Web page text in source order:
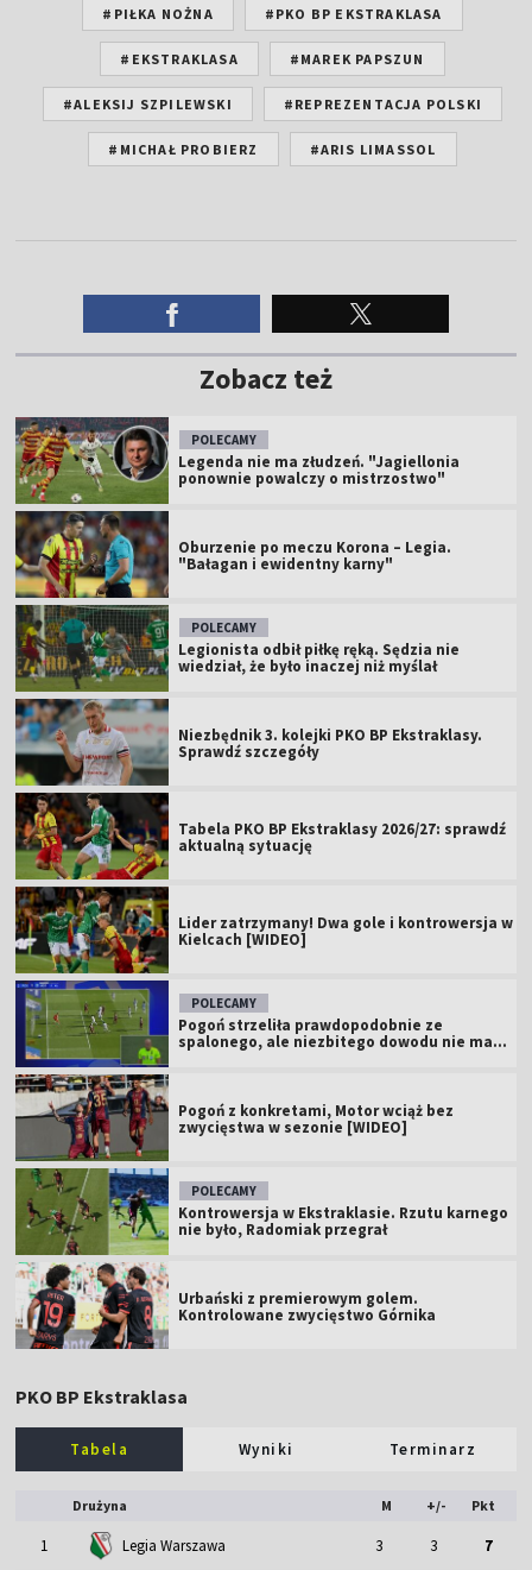
#PIŁKA NOŻNA #PKO BP EKSTRAKLASA
#EKSTRAKLASA #MAREK PAPSZUN
#ALEKSIJ SZPILEWSKI #REPREZENTACJA POLSKI
#MICHAŁ PROBIERZ #ARIS LIMASSOL
Zobacz też
POLECAMY
Legenda nie ma złudzeń. "Jagiellonia
ponownie powalczy o mistrzostwo"
Oburzenie po meczu Korona – Legia.
"Bałagan i ewidentny karny"
POLECAMY
Legionista odbił piłkę ręką. Sędzia nie
wiedział, że było inaczej niż myślał
Niezbędnik 3. kolejki PKO BP Ekstraklasy.
Sprawdź szczegóły
Tabela PKO BP Ekstraklasy 2026/27: sprawdź
aktualną sytuację
Lider zatrzymany! Dwa gole i kontrowersja w
Kielcach [WIDEO]
POLECAMY
Pogoń strzeliła prawdopodobnie ze
spalonego, ale niezbitego dowodu nie ma...
Pogoń z konkretami, Motor wciąż bez
zwycięstwa w sezonie [WIDEO]
POLECAMY
Kontrowersja w Ekstraklasie. Rzutu karnego
nie było, Radomiak przegrał
Urbański z premierowym golem.
Kontrolowane zwycięstwo Górnika
PKO BP Ekstraklasa
Tabela Wyniki Terminarz
Drużyna M +/- Pkt
1 Legia Warszawa 3 3 7